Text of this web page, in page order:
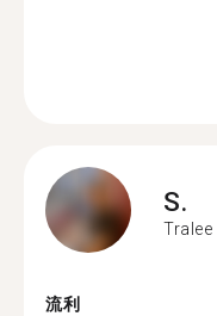
S.
Tralee
流利